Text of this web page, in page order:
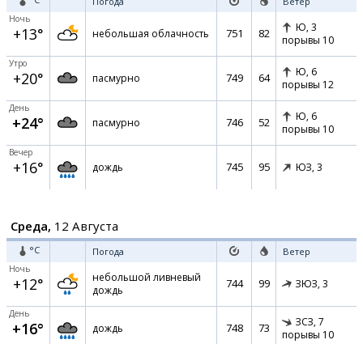
Ночь
+13° небольшая облачность 751 82 Ю, 3
порывы 10
Утро
+20° пасмурно 749 64 Ю, 6
порывы 12
День
+24° пасмурно 746 52 Ю, 6
порывы 10
Вечер
+16° дождь 745 95 ЮЗ, 3
Среда, 12 Августа
°C Погода Ветер
Ночь
+12°
небольшой ливневый
дождь
744 99 ЗЮЗ, 3
День
+16° дождь 748 73 ЗСЗ, 7
порывы 10